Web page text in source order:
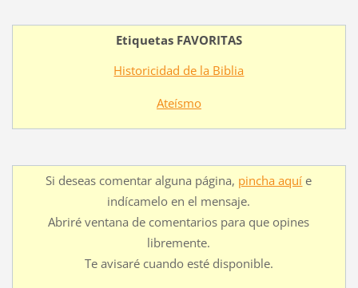
Etiquetas FAVORITAS
Historicidad de la Biblia
Ateísmo
Si deseas comentar alguna página, pincha aquí e
indícamelo en el mensaje.
Abriré ventana de comentarios para que opines
libremente.
Te avisaré cuando esté disponible.